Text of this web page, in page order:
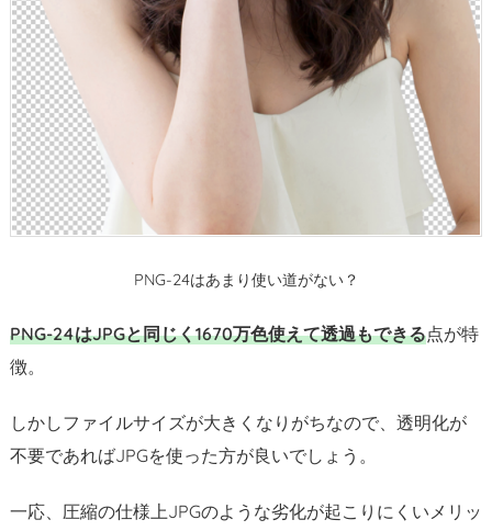
PNG-24はあまり使い道がない？
PNG-24はJPGと同じく1670万色使えて透過もできる点が特
徴。
しかしファイルサイズが大きくなりがちなので、透明化が
不要であればJPGを使った方が良いでしょう。
一応、圧縮の仕様上JPGのような劣化が起こりにくいメリッ